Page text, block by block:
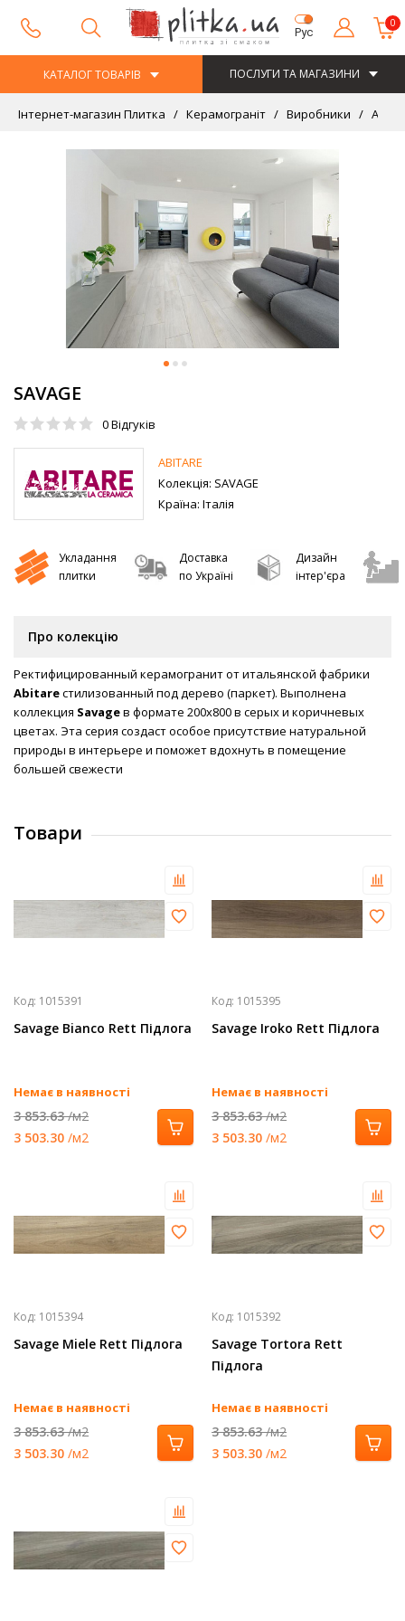
Рус
0
КАТАЛОГ ТОВАРІВ ПОСЛУГИ ТА МАГАЗИНИ
Інтернет-магазин Плитка Керамограніт Виробники
SAVAGE
0Відгуків
ABITARE
Колекція: SAVAGE
Країна: Італія
Укладання
плитки
Доставка
по Україні
Дизайн
інтер'єра
Про колекцію
Ректифицированный керамогранит от итальянской фабрики
Abitareстилизованный под дерево (паркет). Выполнена
коллекция Savageв формате 200х800 в серых и коричневых
цветах. Эта серия создаст особое присутствие натуральной
природы в интерьере и поможет вдохнуть в помещение
большей свежести
Товари
Код: 1015391
Savage Bianco Rett Підлога
Немає в наявності
3 853.63/м2
3 503.30 /м2
Код: 1015395
Savage Iroko Rett Підлога
Немає в наявності
3 853.63/м2
3 503.30 /м2
Код: 1015394
Savage Miele Rett Підлога
Немає в наявності
3 853.63/м2
3 503.30 /м2
Код: 1015392
Savage Tortora Rett
Підлога
Немає в наявності
3 853.63/м2
3 503.30 /м2